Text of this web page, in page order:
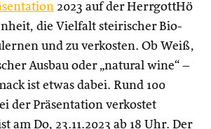
2023 auf der HerrgottHö
die Vielfalt steirischer Bio-
und zu verkosten. Ob Weiß,
Ausbau oder „natural wine“ –
ist etwas dabei. Rund 100
der Präsentation verkostet
am Do, 23.11.2023 ab 18 Uhr. Der